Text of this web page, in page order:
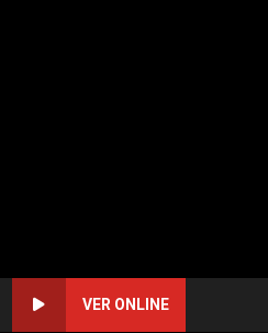
VER ONLINE